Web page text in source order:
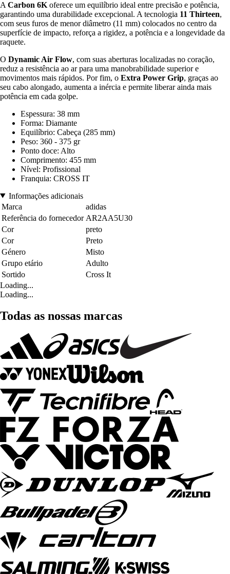
A Carbon 6K oferece um equilíbrio ideal entre precisão e potência,
garantindo uma durabilidade excepcional. A tecnologia 11 Thirteen,
com seus furos de menor diâmetro (11 mm) colocados no centro da
superfície de impacto, reforça a rigidez, a potência e a longevidade da
raquete.
O Dynamic Air Flow, com suas aberturas localizadas no coração,
reduz a resistência ao ar para uma manobrabilidade superior e
movimentos mais rápidos. Por fim, o Extra Power Grip, graças ao
seu cabo alongado, aumenta a inércia e permite liberar ainda mais
potência em cada golpe.
Espessura: 38 mm
Forma: Diamante
Equilíbrio: Cabeça (285 mm)
Peso: 360 - 375 gr
Ponto doce: Alto
Comprimento: 455 mm
Nível: Profissional
Franquia: CROSS IT
Informações adicionais
Marca
adidas
Referência do fornecedor AR2AA5U30
Cor
preto
Cor
Preto
Género
Misto
Grupo etário
Adulto
Sortido
Cross It
Loading...
Loading...
Todas as nossas marcas